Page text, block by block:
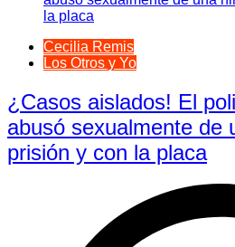
Cecilia Remis
Los Otros y Yo
¿Casos aislados! El
abusó sexualmente de
prisión y con la placa